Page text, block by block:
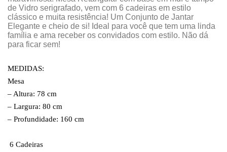
de Vidro serigrafado, vem com 6 cadeiras em estilo
clássico e muita resistência! Um Conjunto de Jantar
Elegante e cheio de si! Ideal para você que tem uma linda
família e ama receber os convidados com estilo. Não dá
para ficar sem!
MEDIDAS:
Mesa
– Altura: 78 cm
– Largura: 80 cm
– Profundidade: 160 cm
6 Cadeiras